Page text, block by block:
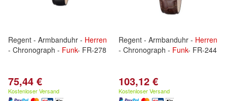
Regent - Armbanduhr - Herren
- Chronograph - Funk- FR-278
75,44 €
Kostenloser Versand
Regent - Armbanduhr - Herren
- Chronograph - Funk- FR-244
103,12 €
Kostenloser Versand